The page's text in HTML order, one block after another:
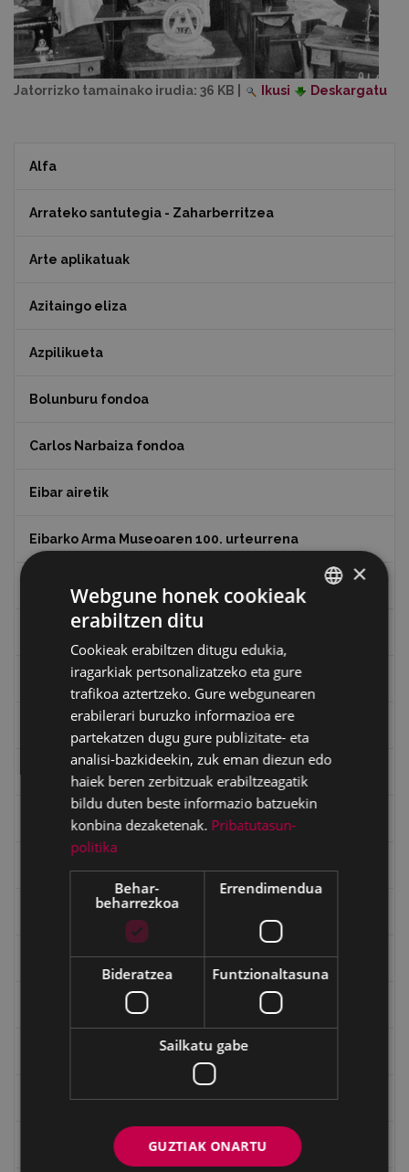
Jatorrizko tamainako irudia: 36 KB Ikusi Deskargatu
Alfa
Arrateko santutegia - Zaharberritzea
Arte aplikatuak
Azitaingo eliza
Azpilikueta
Bolunburu fondoa
Carlos Narbaiza fondoa
Eibar airetik
Eibarko Arma Museoaren 100. urteurrena
Eibarko baserriak
Eibarko mugarrien itzulia
Eibarko mugarrien itzulia - Iparraldea
Eibartarren ahotan
Errepublika
Gerra Zibilaren Interpretazio Zentroa
Gerrako umeak
Ignacio Zuloaga (1870-2020)
Ignazio Zuloagaren margolanak Eibarko dendetan
Indalecio Ojanguren, Gipuzkoako Foru Aldundia
×
Webgune honek cookieak
erabiltzen ditu
Cookieak erabiltzen ditugu edukia,
iragarkiak pertsonalizatzeko eta gure
trafikoa aztertzeko. Gure webgunearen
erabilerari buruzko informazioa ere
partekatzen dugu gure publizitate- eta
analisi-bazkideekin, zuk eman diezun edo
haiek beren zerbitzuak erabiltzeagatik
bildu duten beste informazio batzuekin
konbina dezaketenak. Pribatutasun-
politika
Behar-
beharrezkoa
Errendimendua
Bideratzea Funtzionaltasuna
Sailkatu gabe
GUZTIAK ONARTU